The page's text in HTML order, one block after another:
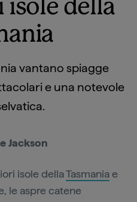
isole della
vantano spiagge
e una notevole
Jackson
isole dellaTasmaniae
le aspre catene